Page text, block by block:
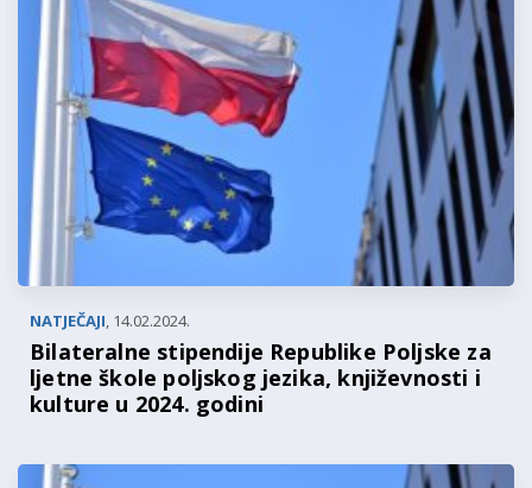
NATJEČAJI, 14.02.2024.
Bilateralne stipendije Republike Poljske za
ljetne škole poljskog jezika, književnosti i
kulture u 2024. godini